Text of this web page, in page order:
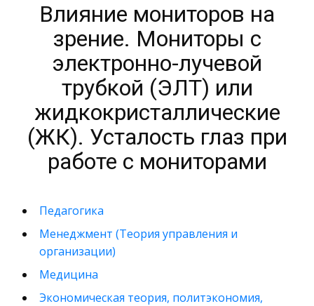
Влияние мониторов на
зрение. Мониторы с
электронно-лучевой
трубкой (ЭЛТ) или
жидкокристаллические
(ЖК). Усталость глаз при
работе с мониторами
Педагогика
Менеджмент (Теория управления и
организации)
Медицина
Экономическая теория, политэкономия,